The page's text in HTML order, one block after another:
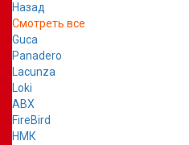
Назад
Смотреть все
Guca
Panadero
Lacunza
Loki
ABX
FireBird
НМК